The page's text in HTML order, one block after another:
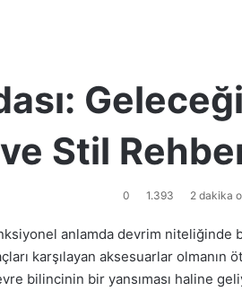
Stil
0 1.393 2 dakika
anlamda devrim niteliğinde
karşılayan aksesuarlar olmanın
bilincinin bir yansıması haline